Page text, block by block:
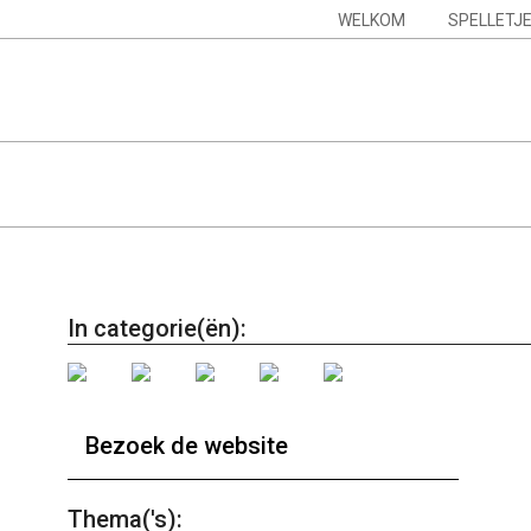
to
Menu
WELKOM
In categorie(ën):
Bezoek de website
Thema('s):